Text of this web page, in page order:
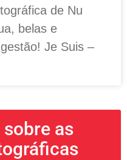
de Nu
belas e
Je Suis –
as